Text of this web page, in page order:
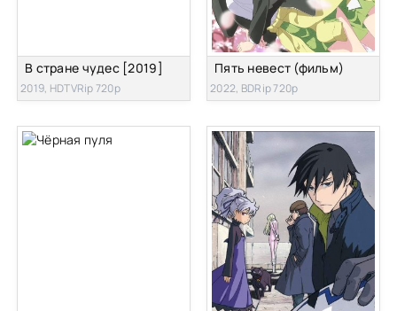
В стране чудес [2019]
2019, HDTVRip 720p
Пять невест (фильм)
2022, BDRip 720p